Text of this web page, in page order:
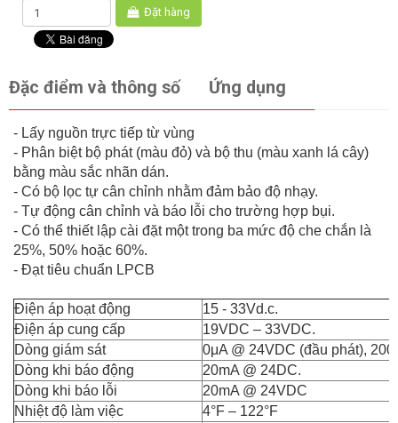
Đặt hàng
Đặc điểm và thông số Ứng dụng
- Lấy nguồn trực tiếp từ vùng
- Phân biệt bộ phát (màu đỏ) và bộ thu (màu xanh lá cây)
bằng màu sắc nhãn dán.
- Có bộ lọc tự cân chỉnh nhằm đảm bảo độ nhạy.
- Tự động cân chỉnh và báo lỗi cho trường hợp bụi.
- Có thể thiết lập cài đặt một trong ba mức độ che chắn là
25%, 50% hoặc 60%.
- Đạt tiêu chuẩn LPCB
Điện áp hoạt động
15 - 33Vd.c.
Điện áp cung cấp
19VDC – 33VDC.
Dòng giám sát
0μA @ 24VDC (đầu phát),
Dòng khi báo động
20mA @ 24DC.
Dòng khi báo lỗi
20mA @ 24VDC
Nhiệt độ làm việc
4°F – 122°F